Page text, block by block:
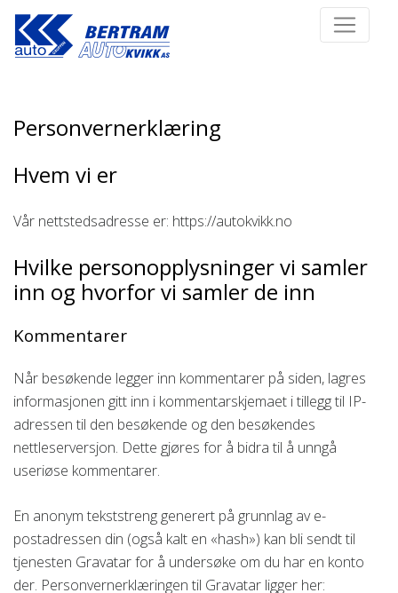
Personvernerklæring
Hvem vi er
Vår nettstedsadresse er: https://autokvikk.no
Hvilke personopplysninger vi samler
inn og hvorfor vi samler de inn
Kommentarer
Når besøkende legger inn kommentarer på siden, lagres
informasjonen gitt inn i kommentarskjemaet i tillegg til IP-
adressen til den besøkende og den besøkendes
nettleserversjon. Dette gjøres for å bidra til å unngå
useriøse kommentarer.
En anonym tekststreng generert på grunnlag av e-
postadressen din (også kalt en «hash») kan bli sendt til
tjenesten Gravatar for å undersøke om du har en konto
der. Personvernerklæringen til Gravatar ligger her: